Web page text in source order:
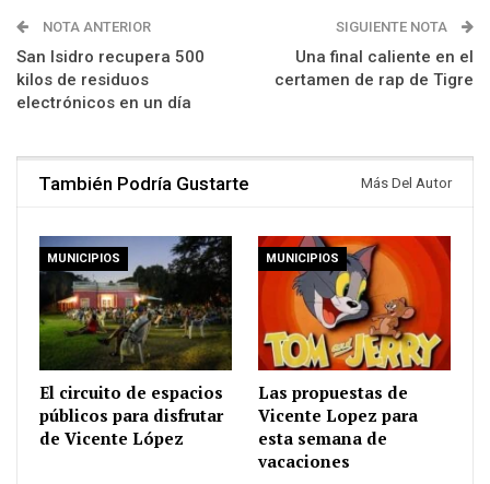
NOTA ANTERIOR
San Isidro recupera 500
kilos de residuos
electrónicos en un día
SIGUIENTE NOTA
Una final caliente en el
certamen de rap de Tigre
También Podría Gustarte Más Del Autor
MUNICIPIOS
El circuito de espacios
públicos para disfrutar
de Vicente López
MUNICIPIOS
Las propuestas de
Vicente Lopez para
esta semana de
vacaciones